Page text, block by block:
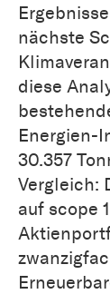
nächste
diese
Energien-
30.357
Vergleich:
auf scope